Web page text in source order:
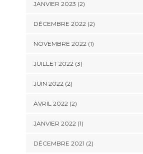
JANVIER 2023 (2)
DÉCEMBRE 2022(2)
NOVEMBRE 2022(1)
JUILLET 2022(3)
JUIN 2022(2)
AVRIL 2022(2)
JANVIER 2022(1)
DÉCEMBRE 2021 (2)